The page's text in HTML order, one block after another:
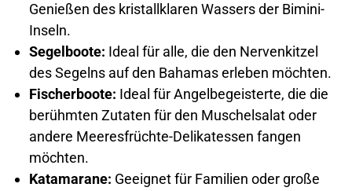
Genießen des kristallklaren Wassers der Bimini-
Inseln.
Segelboote: Ideal für alle, die den Nervenkitzel
des Segelns auf den Bahamas erleben möchten.
Fischerboote: Ideal für Angelbegeisterte, die die
berühmten Zutaten für den Muschelsalat oder
andere Meeresfrüchte-Delikatessen fangen
möchten.
Katamarane: Geeignet für Familien oder große